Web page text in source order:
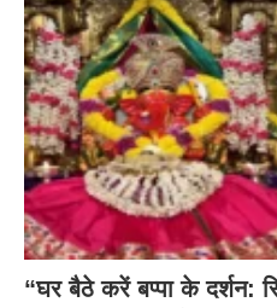
“घर बैठे करें बप्पा के दर्शन: